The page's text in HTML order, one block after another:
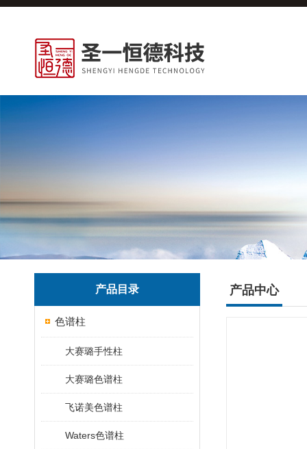
产品目录
色谱柱
大赛璐手性柱
大赛璐色谱柱
飞诺美色谱柱
Waters色谱柱
产品中心